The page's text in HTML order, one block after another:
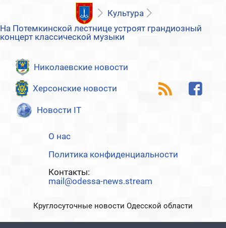
Культура
На Потемкинской лестнице устроят грандиозный
концерт классической музыки
Николаевские новости
Херсонские новости
Новости IT
О нас
Политика конфиденциальности
Контакты:
mail@odessa-news.stream
Круглосуточные новости Одесской области